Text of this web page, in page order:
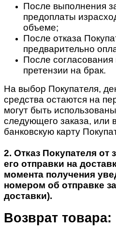
После выполнения
предоплаты
объеме;
После отказа
предварительно
После согласования
претензии на брак.
На выбор Покупателя,
средства остаются на
могут быть
следующего заказа, или
банковскую карту
2. Отказ Покупателя от
его отправки на
момента получения
номером об отправке
доставки).
Возврат товара: